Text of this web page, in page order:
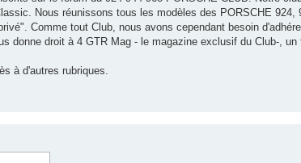
Nous réunissons tous les modèles des PORSCHE 924,
Comme tout Club, nous avons cependant besoin
donne droit à 4 GTR Mag - le magazine exclusif du Club-, un
à d'autres rubriques.